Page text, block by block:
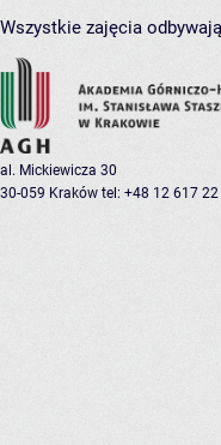
Wszystkie zajęcia
al. Mickiewicza 30
30-059 Kraków tel: +48 12 617